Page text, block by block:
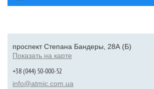
проспект Степана Бандеры, 28А (Б)
Показать на карте
+38 (044) 50-000-52
info@atmic.com.ua